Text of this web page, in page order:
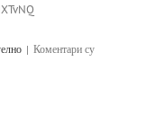
| Коментари су